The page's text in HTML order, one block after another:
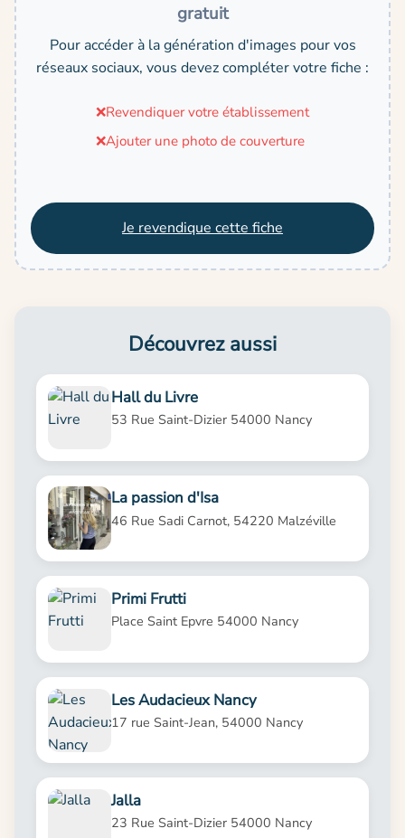
gratuit
Pour accéder à la génération d'images pour vos
réseaux sociaux, vous devez compléter votre fiche :
❌Revendiquer votre établissement
❌Ajouter une photo de couverture
Je revendique cette fiche
Découvrez aussi
Hall du Livre
53 Rue Saint-Dizier 54000 Nancy
La passion d'Isa
46 Rue Sadi Carnot, 54220 Malzéville
Primi Frutti
Place Saint Epvre 54000 Nancy
Les Audacieux Nancy
17 rue Saint-Jean, 54000 Nancy
Jalla
23 Rue Saint-Dizier 54000 Nancy